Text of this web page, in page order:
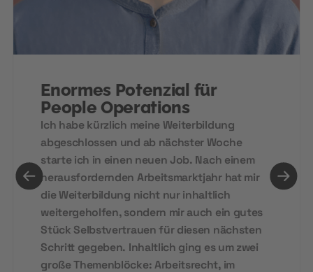
Enormes Potenzial für
People Operations
Ich habe kürzlich meine Weiterbildung
abgeschlossen und ab nächster Woche
starte ich in einen neuen Job. Nach einem
herausfordernden Arbeitsmarktjahr hat mir
die Weiterbildung nicht nur inhaltlich
weitergeholfen, sondern mir auch ein gutes
Stück Selbstvertrauen für diesen nächsten
Schritt gegeben. Inhaltlich ging es um zwei
große Themenblöcke: Arbeitsrecht, im